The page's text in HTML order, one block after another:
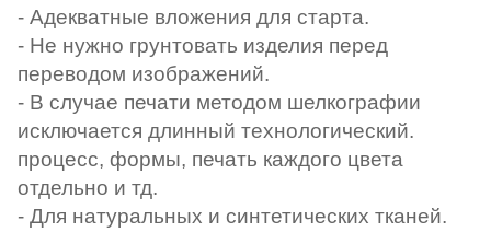
- Адекватные вложения для старта.
- Не нужно грунтовать изделия перед
переводом изображений.
- В случае печати методом шелкографии
исключается длинный технологический.
процесс, формы, печать каждого цвета
отдельно и тд.
- Для натуральных и синтетических тканей.